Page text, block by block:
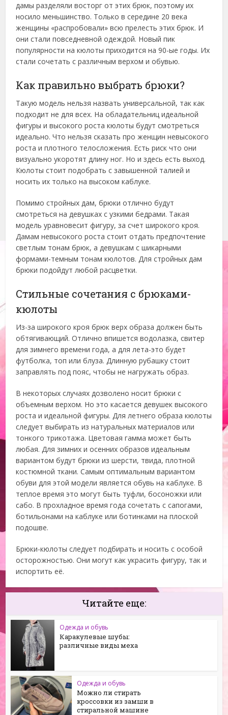
дамы разделяли восторг от этих брюк, поэтому их
носило меньшинство. Только в середине 20 века
женщины «распробовали» всю прелесть этих брюк. И
они стали повседневной одеждой. Новый пик
популярности на кюлоты приходится на 90-ые годы. Их
стали сочетать с различным верхом и обувью.
Как правильно выбрать брюки?
Такую модель нельзя назвать универсальной, так как
подходит не для всех. На обладательниц идеальной
фигуры и высокого роста кюлоты будут смотреться
идеально. Что нельзя сказать про женщин невысокого
роста и плотного телосложения. Есть риск что они
визуально укоротят длину ног. Но и здесь есть выход.
Кюлоты стоит подобрать с завышенной талией и
носить их только на высоком каблуке.
Помимо стройных дам, брюки отлично будут
смотреться на девушках с узкими бедрами. Такая
модель уравновесит фигуру, за счет широкого кроя.
Дамам невысокого роста стоит отдать предпочтение
светлым тонам брюк, а девушкам с шикарными
формами-темным тонам кюлотов. Для стройных дам
брюки подойдут любой расцветки.
Стильные сочетания с брюками-
кюлоты
Из-за широкого кроя брюк верх образа должен быть
обтягивающий. Отлично впишется водолазка, свитер
для зимнего времени года, а для лета-это будет
футболка, топ или блуза. Длинную рубашку стоит
заправлять под пояс, чтобы не нагружать образ.
В некоторых случаях дозволено носит брюки с
объемным верхом. Но это касается девушек высокого
роста и идеальной фигуры. Для летнего образа кюлоты
следует выбирать из натуральных материалов или
тонкого трикотажа. Цветовая гамма может быть
любая. Для зимних и осенних образов идеальным
вариантом будут брюки из шерсти, твида, плотной
костюмной ткани. Самым оптимальным вариантом
обуви для этой модели является обувь на каблуке. В
теплое время это могут быть туфли, босоножки или
сабо. В прохладное время года сочетать с сапогами,
ботильонами на каблуке или ботинками на плоской
подошве.
Брюки-кюлоты следует подбирать и носить с особой
осторожностью. Они могут как украсить фигуру, так и
испортить её.
Читайте еще:
Одежда и обувь
Каракулевые шубы:
различные виды меха
Одежда и обувь
Можно ли стирать
кроссовки из замши в
стиральной машине